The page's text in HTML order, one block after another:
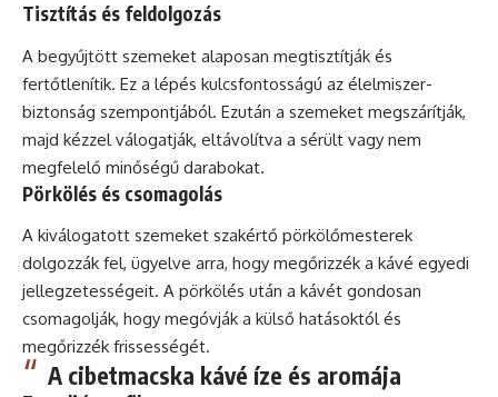
Tisztítás és feldolgozás
A begyűjtött szemeket alaposan megtisztítják és
fertőtlenítik. Ez a lépés kulcsfontosságú az élelmiszer-
biztonság szempontjából. Ezután a szemeket megszárítják,
majd kézzel válogatják, eltávolítva a sérült vagy nem
megfelelő minőségű darabokat.
Pörkölés és csomagolás
A kiválogatott szemeket szakértő pörkölőmesterek
dolgozzák fel, ügyelve arra, hogy megőrizzék a kávé egyedi
jellegzetességeit. A pörkölés után a kávét gondosan
csomagolják, hogy megóvják a külső hatásoktól és
megőrizzék frissességét.
A cibetmacska kávé íze és aromája